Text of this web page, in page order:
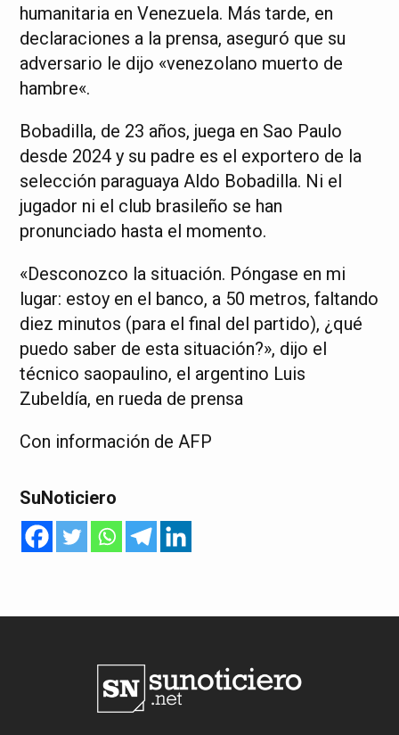
humanitaria en Venezuela. Más tarde, en
declaraciones a la prensa, aseguró que su
adversario le dijo «venezolano muerto de
hambre«.
Bobadilla, de 23 años, juega en Sao Paulo
desde 2024 y su padre es el exportero de la
selección paraguaya Aldo Bobadilla. Ni el
jugador ni el club brasileño se han
pronunciado hasta el momento.
«Desconozco la situación. Póngase en mi
lugar: estoy en el banco, a 50 metros, faltando
diez minutos (para el final del partido), ¿qué
puedo saber de esta situación?», dijo el
técnico saopaulino, el argentino Luis
Zubeldía, en rueda de prensa
Con información de AFP
SuNoticiero